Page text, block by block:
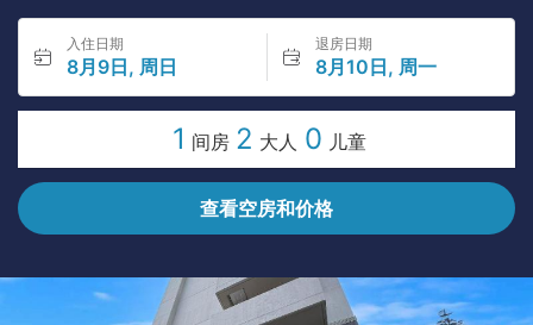
入住日期
8月9日, 周日
退房日期
8月10日, 周一
1 间房 2 大人 0 儿童
查看空房和价格